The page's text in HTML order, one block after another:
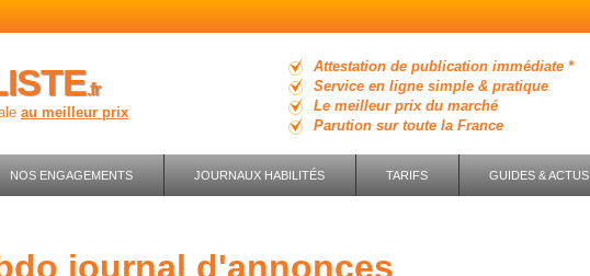
.fr
au meilleur prix
Attestation de publication immédiate *
Service en ligne simple & pratique
Le meilleur prix du marché
Parution sur toute la France
NOS ENGAGEMENTS JOURNAUX HABILITÉS TARIFS GUIDES & ACTUS